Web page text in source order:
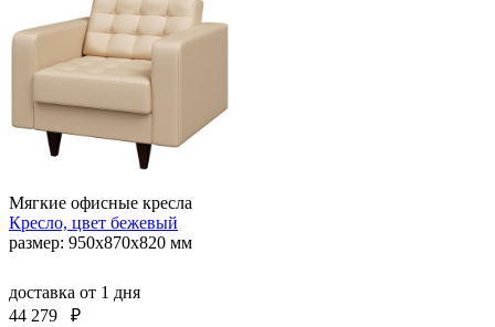
Мягкие офисные кресла
Кресло, цвет бежевый
размер: 950х870х820 мм
доставка от 1 дня
44 279
₽